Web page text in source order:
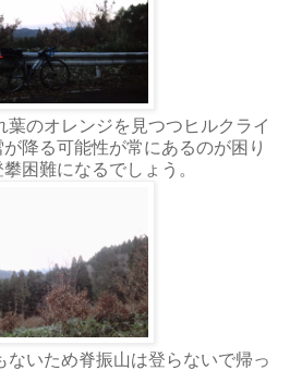
葉のオレンジを見つつヒルクライ
降る可能性が常にあるのが困り
困難になるでしょう。
ないため脊振山は登らないで帰っ